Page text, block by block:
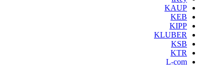
KAUP
KEB
KIPP
KLUBER
KSB
KTR
L-com